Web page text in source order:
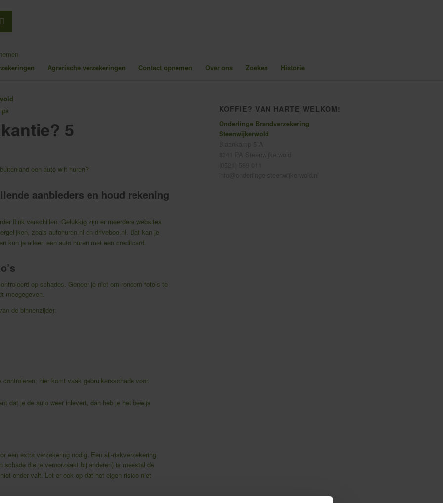
Agrarische verzekeringen Contact opnemen Over ons Zoeken Historie
5
een auto wilt huren?
aanbieders en houd rekening
flink verschillen. Gelukkig zijn er meerdere websites
zoals autohuren.nl en driveboo.nl. Dat kan je
kun je alleen een auto huren met een creditcard.
op schades. Geneer je niet om rondom foto’s te
meegegeven.
de binnenzijde):
hier komt vaak gebruikersschade voor.
dat je de auto weer inlevert, dan heb je het bewijs
een extra verzekering nodig. Een all-riskverzekering
schade die je veroorzaakt bij anderen) is meestal de
onder valt. Let er ook op dat het eigen risico niet
KOFFIE? VAN HARTE WELKOM!
Onderlinge Brandverzekering
Steenwijkerwold